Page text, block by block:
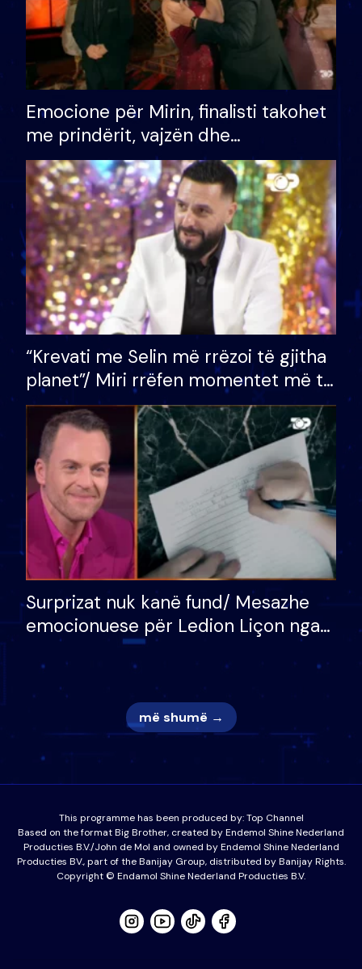
Emocione për Mirin, finalisti takohet
me prindërit, vajzën dhe
bashkëshorten: S’kemi ndonjë letër
divorci apo jo?
“Krevati me Selin më rrëzoi të gjitha
planet”/ Miri rrëfen momentet më të
bukura në shtëpinë e BB VIP: Do më
mungojë zilja e mëngjesit kur…
Surprizat nuk kanë fund/ Mesazhe
emocionuese për Ledion Liçon nga
nëna dhe fëmijët e tij, moderatori
nuk i mban dot lotët: Nuk meritoj…
më shumë →
This programme has been produced by:Top Channel
Based on the format Big Brother, created by Endemol Shine Nederland
Producties B.V./John de Mol and owned by Endemol Shine Nederland
Producties BV., part of the Banijay Group, distributed by Banijay Rights.
Copyright © Endamol Shine Nederland Producties B.V.